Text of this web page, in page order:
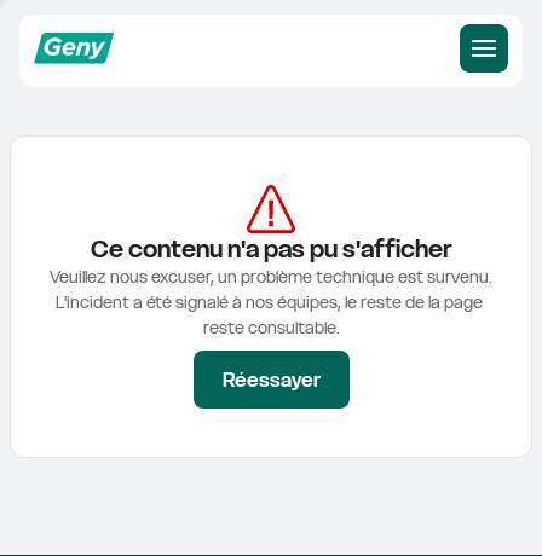
Ce contenu n'a pas pu s'afficher
Veuillez nous excuser, un problème technique est survenu.
L'incident a été signalé à nos équipes, le reste de la page
reste consultable.
Réessayer